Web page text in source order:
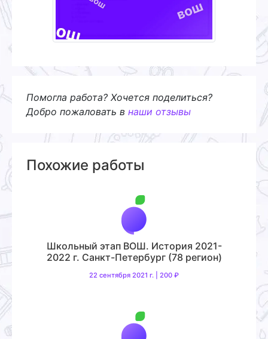
Помогла работа? Хочется поделиться?
Добро пожаловать в наши отзывы
Похожие работы
Школьный этап ВОШ. История 2021-
2022 г. Санкт-Петербург (78 регион)
22 сентября 2021 г. | 200 ₽